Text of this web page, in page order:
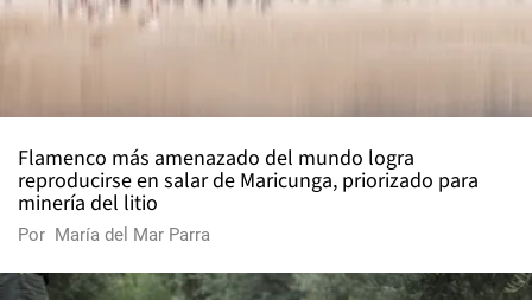
Flamenco más amenazado del mundo logra
reproducirse en salar de Maricunga, priorizado para
minería del litio
Por María del Mar Parra